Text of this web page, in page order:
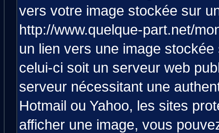
vers votre image stockée sur
http://www.quelque-part.net/
un lien vers une image
celui-ci soit un serveur web
serveur nécessitant une
Hotmail ou Yahoo, les sites
afficher une image, vous